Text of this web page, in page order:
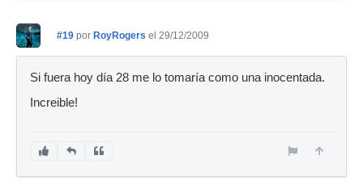
#19 por RoyRogers el 29/12/2009
Si fuera hoy día 28 me lo tomaría como una inocentada.
Increible!